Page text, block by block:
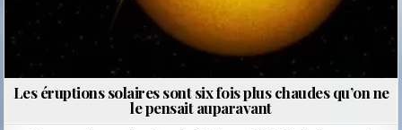
Les éruptions solaires sont six fois plus chaudes qu’on ne
le pensait auparavant